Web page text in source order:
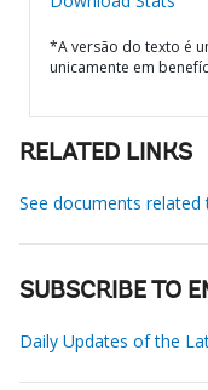
*A versão do texto é
unicamente em
RELATED LINKS
See documents
SUBSCRIBE TO
Daily Updates of the